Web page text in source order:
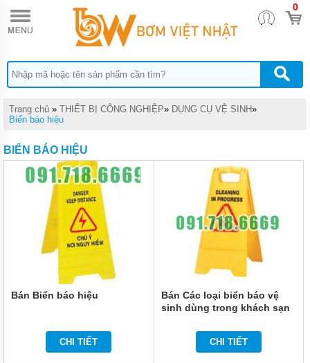
0
TRANG
CHỦ
HÚT
BỤI
CÔNG
MÁY
SÀN
MÁY
RỬA
Trang chủ » THIẾT BỊ CÔNG NGHIỆP» DỤNG CỤ VỆ SINH»
Biển báo hiệu
BIỂN BÁO HIỆU
Bán Biển báo hiệu
CHI TIẾT
Bán Các loại biển báo vệ
sinh dùng trong khách sạn
CHI TIẾT